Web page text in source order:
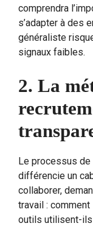
comprendra
s’adapter à des
généraliste
signaux faibles.
2. La
Le processus
différencie un
collaborer,
travail :
outils utilisent-